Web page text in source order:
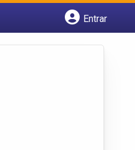
Entrar